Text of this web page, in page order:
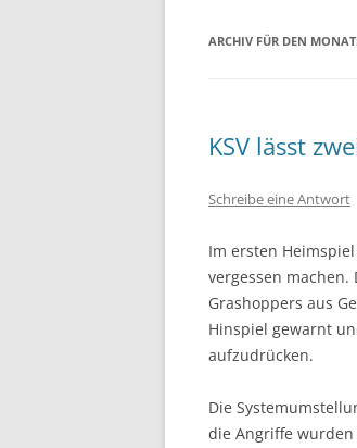
ARCHIV FÜR DEN
KSV lässt
Schreibe eine Antwort
Im ersten
vergessen
Grashoppers aus
Hinspiel gewarnt
aufzudrücken.
Die
die Angriffe